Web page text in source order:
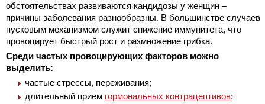
обстоятельствах развиваются кандидозы у женщин –
причины заболевания разнообразны. В большинстве случаев
пусковым механизмом служит снижение иммунитета, что
провоцирует быстрый рост и размножение грибка.
Среди частых провоцирующих факторов можно
выделить:
частые стрессы, переживания;
длительный прием гормональных контрацептивов;